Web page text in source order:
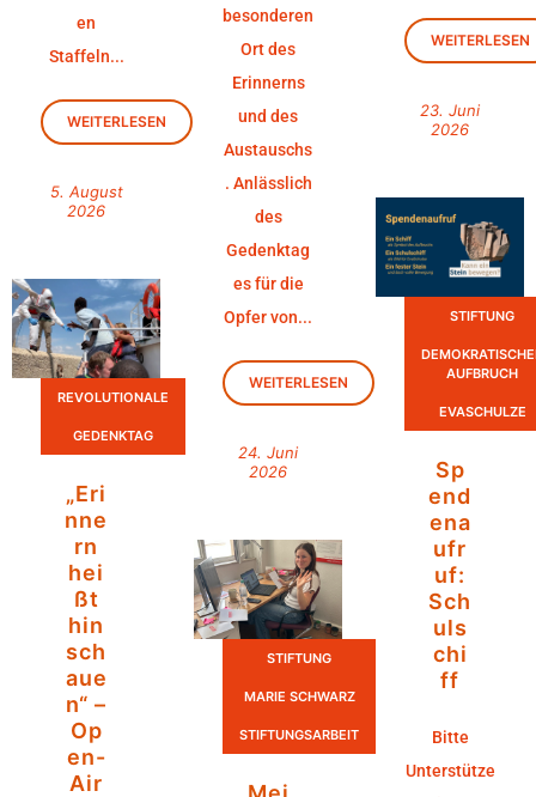
en
Staffeln...
WEITERLESEN
5. August
2026
besonderen
Ort des
Erinnerns
und des
Austauschs
. Anlässlich
des
Gedenktag
es für die
Opfer von...
WEITERLESEN
24. Juni
2026
WEITERLESEN
23. Juni
2026
STIFTUNG
AUFBRUCH
EVASCHULZE
Sp
end
ena
ufr
uf:
Sch
uls
chi
ff
Bitte
Unterstütze
REVOLUTIONALE
GEDENKTAG
„Eri
nne
rn
hei
ßt
hin
sch
aue
n“ –
Op
en-
Air
STIFTUNG
MARIE SCHWARZ
STIFTUNGSARBEIT